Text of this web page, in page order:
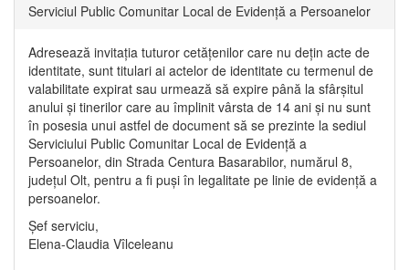
Serviciul Public Comunitar Local de Evidență a Persoanelor
Adresează invitația tuturor cetățenilor care nu dețin acte de
identitate, sunt titulari ai actelor de identitate cu termenul de
valabilitate expirat sau urmează să expire până la sfârșitul
anului și tinerilor care au împlinit vârsta de 14 ani și nu sunt
în posesia unui astfel de document să se prezinte la sediul
Serviciului Public Comunitar Local de Evidență a
Persoanelor, din Strada Centura Basarabilor, numărul 8,
județul Olt, pentru a fi puși în legalitate pe linie de evidență a
persoanelor.
Șef serviciu,
Elena-Claudia Vîlceleanu